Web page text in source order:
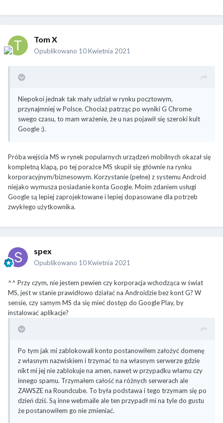
Tom X
Opublikowano 10 Kwietnia 2021
Niepokoi jednak tak mały udział w rynku pocztowym,
przynajmniej w Polsce. Chociaż patrząc po wyniki G Chrome
swego czasu, to mam wrażenie, że u nas pojawił się szeroki kult
Google :).
Próba wejścia MS w rynek popularnych urządzeń mobilnych okazał się
kompletną klapą, po tej porażce MS skupił się głównie na rynku
korporacyjnym/biznesowym. Korzystanie (pełne) z systemu Android
niejako wymusza posiadanie konta Google. Moim zdaniem usługi
Google są lepiej zaprojektowane i lepiej dopasowane dla potrzeb
zwykłego użytkownika.
spex
Opublikowano 10 Kwietnia 2021
^^ Przy czym, nie jestem pewien czy korporacja wchodząca w świat
MS, jeśt w stanie prawidłowo działać na Androidzie bez kont G? W
sensie, czy samym MS da się mieć dostęp do Google Play, by
instalować aplikacje?
Po tym jak mi zablokowali konto postanowiłem założyć domenę
z własnym nazwiskiem i trzymać to na własnym serwerze gdzie
nikt mi jej nie zablokuje na amen, nawet w przypadku włamu czy
innego spamu. Trzymałem całość na różnych serwerach ale
ZAWSZE na Roundcube. To była podstawa i tego trzymam się po
dzień dziś. Są inne webmaile ale ten przypadł mi na tyle do gustu
że postanowiłem go nie zmieniać.